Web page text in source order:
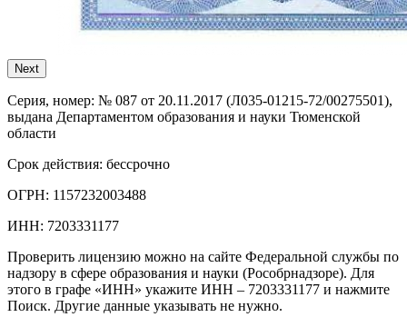
Next
Серия, номер: № 087 от 20.11.2017 (Л035-01215-72/00275501),
выдана Департаментом образования и науки Тюменской
области
Срок действия: бессрочно
ОГРН: 1157232003488
ИНН: 7203331177
Проверить лицензию можно на сайте Федеральной службы по
надзору в сфере образования и науки (Рособрнадзоре). Для
этого в графе «ИНН» укажите ИНН – 7203331177 и нажмите
Поиск. Другие данные указывать не нужно.